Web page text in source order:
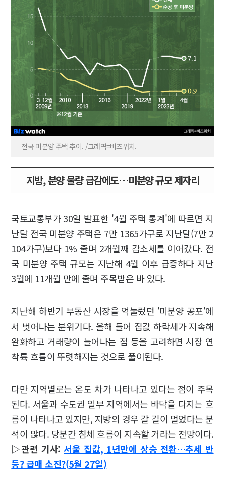
전국 미분양 주택 추이. /그래픽=비즈워치.
지방, 분양 물량 급감에도…미분양 규모 제자리
국토교통부가 30일 발표한 '4월 주택 통계'에 따르면 지
난달 전국 미분양 주택은 7만 1365가구로 지난달(7만 2
104가구)보다 1% 줄며 2개월째 감소세를 이어갔다. 전
국 미분양 주택 규모는 지난해 4월 이후 급증하다 지난
3월에 11개월 만에 줄며 주목받은 바 있다.
지난해 하반기 부동산 시장을 억눌렀던 '미분양 공포'에
서 벗어나는 분위기다. 올해 들어 집값 하락세가 지속해
완화하고 거래량이 늘어나는 점 등을 고려하면 시장 연
착륙 흐름이 뚜렷해지는 것으로 풀이된다.
다만 지역별로는 온도 차가 나타나고 있다는 점이 주목
된다. 서울과 수도권 일부 지역에서는 바닥을 다지는 흐
름이 나타나고 있지만, 지방의 경우 갈 길이 멀었다는 분
석이 많다. 당분간 침체 흐름이 지속할 거라는 전망이다.
▷관련 기사:서울 집값, 1년만에 상승 전환…추세 반
등? 급매 소진?(5월 27일)